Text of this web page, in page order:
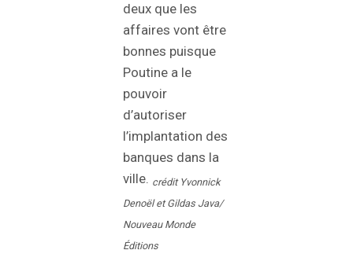
deux que les
affaires vont être
bonnes puisque
Poutine a le
pouvoir
d’autoriser
l’implantation des
banques dans la
ville. crédit Yvonnick
Denoël et Gildas Java/
Nouveau Monde
Éditions